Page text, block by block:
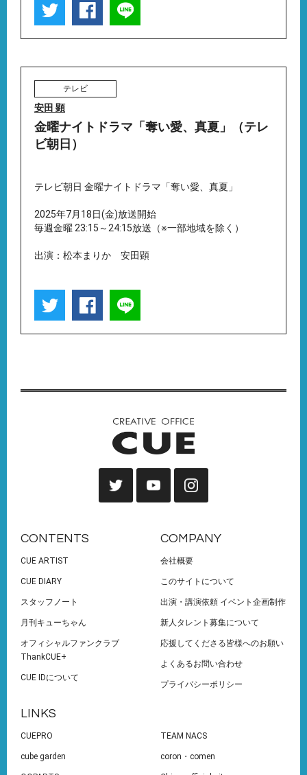
テレビ
安田 顕
金曜ナイトドラマ「奪い愛、真夏」（テレ
ビ朝日）
テレビ朝日 金曜ナイトドラマ「奪い愛、真夏」
2025年7月18日(金)放送開始
毎週金曜 23:15～24:15放送（※一部地域を除く）
出演：松本まりか 安田顕
CONTENTS
CUE ARTIST
CUE DIARY
スタッフノート
月刊キューちゃん
オフィシャルファンクラブ
ThankCUE+
CUE IDについて
COMPANY
会社概要
このサイトについて
出演・講演依頼 イベント企画制作
新人タレント募集について
応援してくださる皆様へのお願い
よくあるお問い合わせ
プライバシーポリシー
LINKS
CUEPRO TEAM NACS
cube garden coron・comen